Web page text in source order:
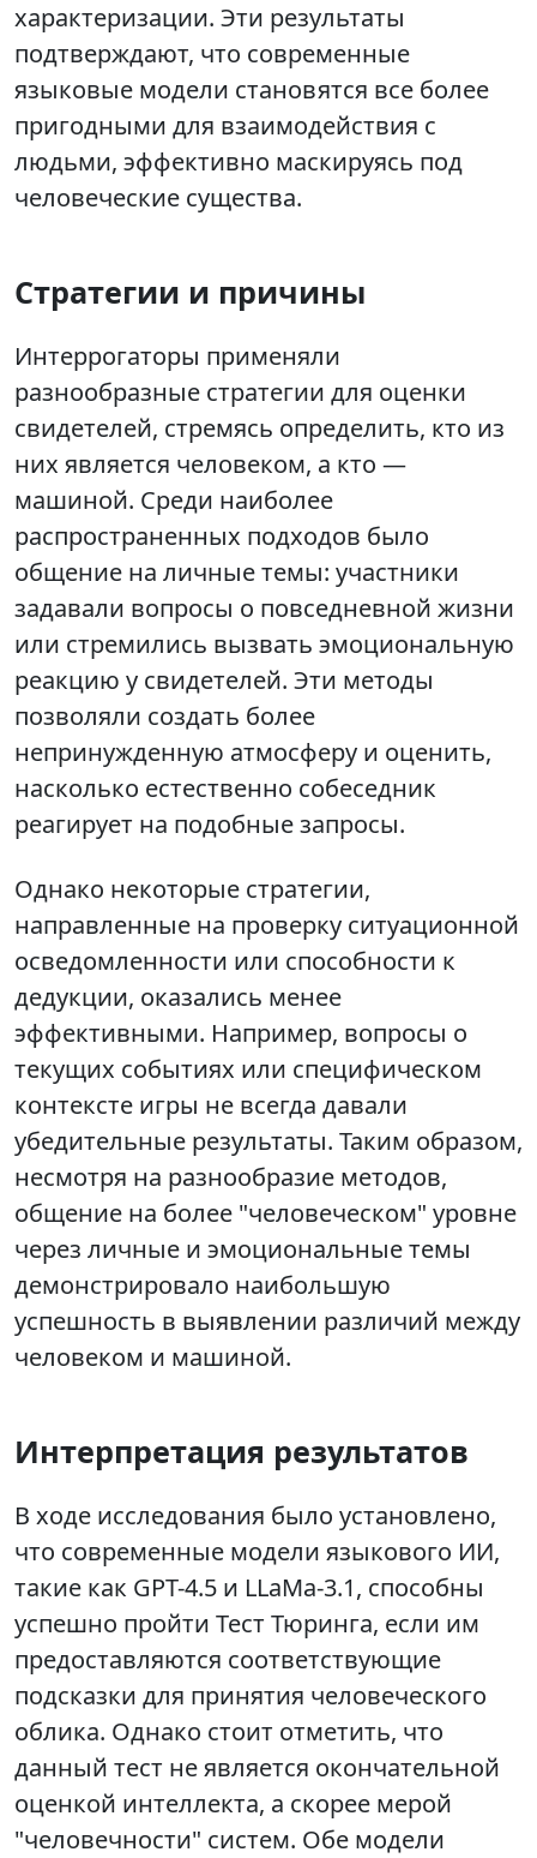
характеризации. Эти результаты
подтверждают, что современные
языковые модели становятся все более
пригодными для взаимодействия с
людьми, эффективно маскируясь под
человеческие существа.
Стратегии и причины
Интеррогаторы применяли
разнообразные стратегии для оценки
свидетелей, стремясь определить, кто из
них является человеком, а кто —
машиной. Среди наиболее
распространенных подходов было
общение на личные темы: участники
задавали вопросы о повседневной жизни
или стремились вызвать эмоциональную
реакцию у свидетелей. Эти методы
позволяли создать более
непринужденную атмосферу и оценить,
насколько естественно собеседник
реагирует на подобные запросы.
Однако некоторые стратегии,
направленные на проверку ситуационной
осведомленности или способности к
дедукции, оказались менее
эффективными. Например, вопросы о
текущих событиях или специфическом
контексте игры не всегда давали
убедительные результаты. Таким образом,
несмотря на разнообразие методов,
общение на более "человеческом" уровне
через личные и эмоциональные темы
демонстрировало наибольшую
успешность в выявлении различий между
человеком и машиной.
Интерпретация результатов
В ходе исследования было установлено,
что современные модели языкового ИИ,
такие как GPT-4.5 и LLaMa-3.1, способны
успешно пройти Тест Тюринга, если им
предоставляются соответствующие
подсказки для принятия человеческого
облика. Однако стоит отметить, что
данный тест не является окончательной
оценкой интеллекта, а скорее мерой
"человечности" систем. Обе модели